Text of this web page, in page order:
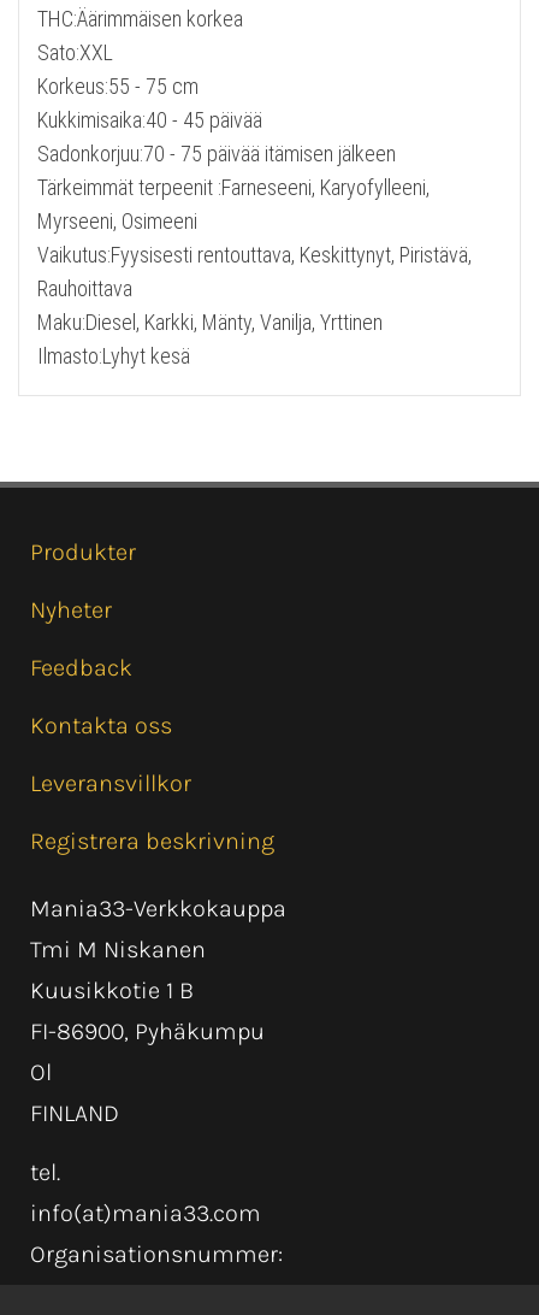
THC:Äärimmäisen korkea
Sato:XXL
Korkeus:55 - 75 cm
Kukkimisaika:40 - 45 päivää
Sadonkorjuu:70 - 75 päivää itämisen jälkeen
Tärkeimmät terpeenit :Farneseeni, Karyofylleeni,
Myrseeni, Osimeeni
Vaikutus:Fyysisesti rentouttava, Keskittynyt, Piristävä,
Rauhoittava
Maku:Diesel, Karkki, Mänty, Vanilja, Yrttinen
Ilmasto:Lyhyt kesä
Produkter
Nyheter
Feedback
Kontakta oss
Leveransvillkor
Registrera beskrivning
Mania33-Verkkokauppa
Tmi M Niskanen
Kuusikkotie 1 B
FI-86900, Pyhäkumpu
Ol
FINLAND
tel.
info(at)mania33.com
Organisationsnummer: